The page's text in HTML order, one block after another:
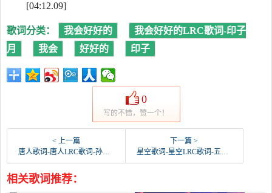
[04:12.09]
歌词分类： 我会好好的
我会好好的LRC歌词-印子
月
我会 好好的 印子
0
写的不错，赞一个！
< 上一篇
唐人歌词-唐人LRC歌词-孙子涵
下一篇 >
星空歌词-星空LRC歌词-五月天
相关歌词推荐：